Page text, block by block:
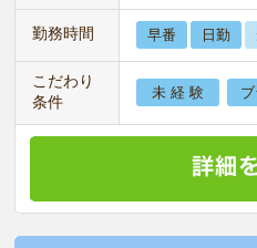
勤務時間 早番 日勤
こだわり
条件
未 経 験